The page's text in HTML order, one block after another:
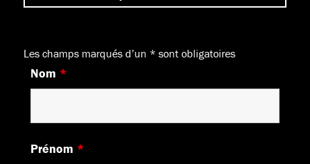
Les champs marqués d’un * sont obligatoires
Nom *
Prénom *